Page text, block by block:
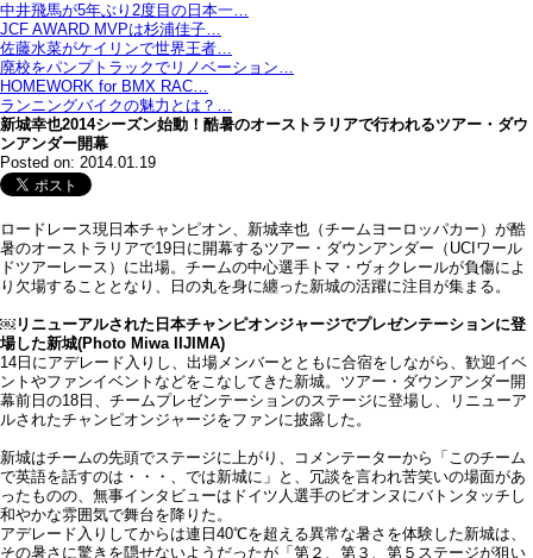
中井飛馬が5年ぶり2度目の日本一…
JCF AWARD MVPは杉浦佳子…
佐藤水菜がケイリンで世界王者…
廃校をパンプトラックでリノベーション…
HOMEWORK for BMX RAC…
ランニングバイクの魅力とは？…
新城幸也2014シーズン始動！酷暑のオーストラリアで行われるツアー・ダウ
ンアンダー開幕
Posted on: 2014.01.19
ロードレース現日本チャンピオン、新城幸也（チームヨーロッパカー）が酷
暑のオーストラリアで19日に開幕するツアー・ダウンアンダー（UCIワール
ドツアーレース）に出場。チームの中心選手トマ・ヴォクレールが負傷によ
り欠場することとなり、日の丸を身に纏った新城の活躍に注目が集まる。
￼リニューアルされた日本チャンピオンジャージでプレゼンテーションに登
場した新城(Photo Miwa IIJIMA)
14日にアデレード入りし、出場メンバーとともに合宿をしながら、歓迎イベ
ントやファンイベントなどをこなしてきた新城。ツアー・ダウンアンダー開
幕前日の18日、チームプレゼンテーションのステージに登場し、リニューア
ルされたチャンピオンジャージをファンに披露した。
新城はチームの先頭でステージに上がり、コメンテーターから「このチーム
で英語を話すのは・・・、では新城に」と、冗談を言われ苦笑いの場面があ
ったものの、無事インタビューはドイツ人選手のビオンヌにバトンタッチし
和やかな雰囲気で舞台を降りた。
アデレード入りしてからは連日40℃を超える異常な暑さを体験した新城は、
その暑さに驚きを隠せないようだったが「第２、第３、第５ステージが狙い